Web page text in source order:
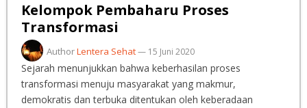
Kelompok Pembaharu Proses
Transformasi
AuthorLentera Sehat— 15 Juni 2020
Sejarah menunjukkan bahwa keberhasilan proses
transformasi menuju masyarakat yang makmur,
demokratis dan terbuka ditentukan oleh keberadaan